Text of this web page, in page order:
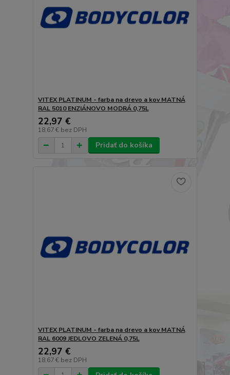
VITEX PLATINUM - farba na drevo a kov MATNÁ
RAL 5010 ENZIÁNOVO MODRÁ 0,75L
22,97 €
18,67 € bez DPH
Pridať do košíka
VITEX PLATINUM - farba na drevo a kov MATNÁ
RAL 6009 JEDLOVO ZELENÁ 0,75L
22,97 €
18,67 € bez DPH